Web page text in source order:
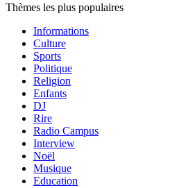
Thèmes les plus populaires
Informations
Culture
Sports
Politique
Religion
Enfants
DJ
Rire
Radio Campus
Interview
Noël
Musique
Education